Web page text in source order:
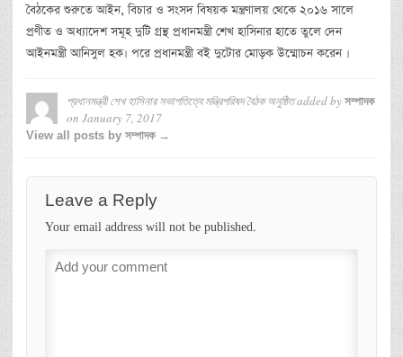
বৈঠকের শুরুতে আইন, বিচার ও সংসদ বিষয়ক মন্ত্রণালয় থেকে ২০১৬ সালে
প্রণীত ও অধ্যাদেশ সমূহ দুটি গ্রন্থ প্রধানমন্ত্রী শেখ হাসিনার হাতে তুলে দেন
আইনমন্ত্রী আনিসুল হক। পরে প্রধানমন্ত্রী বই দুটোর মোড়ক উম্মোচন করেন ।
প্রধানমন্ত্রী শেখ হাসিনার সভাপতিত্বে মন্ত্রিপরিষদ বৈঠক অনুষ্ঠিতadded by সম্পাদক
on January 7, 2017
View all posts by সম্পাদক →
Leave a Reply
Your email address will not be published.